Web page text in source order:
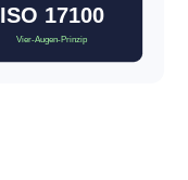
ISO 17100
Vier-Augen-Prinzip